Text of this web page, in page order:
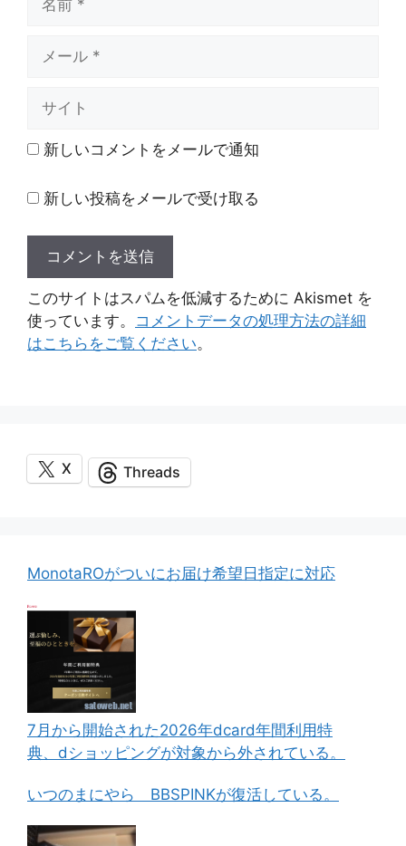
ト 新しいコメントをメールで通知
新しい投稿をメールで受け取る
このサイトはスパムを低減するために Akismet を
使っています。 コメントデータの処理方法の詳細
はこちらをご覧ください。
X Threads
MonotaROがついにお届け希望日指定に対応
7月から開始された2026年dcard年間利用特
典、dショッピングが対象から外されている。
いつのまにやら BBSPINKが復活している。